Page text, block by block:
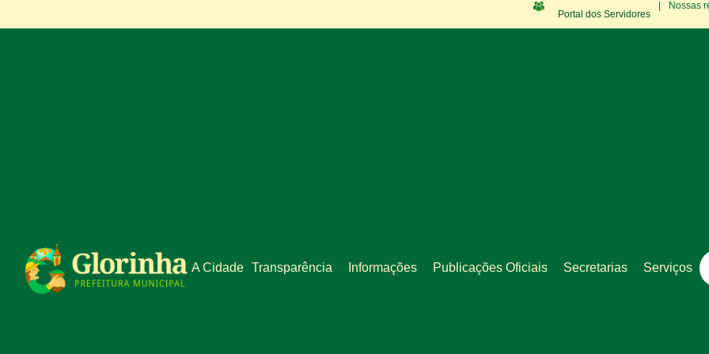
Portal dos Servidores
Nossas
A Cidade Transparência Informações Publicações Oficiais Secretarias Serviços